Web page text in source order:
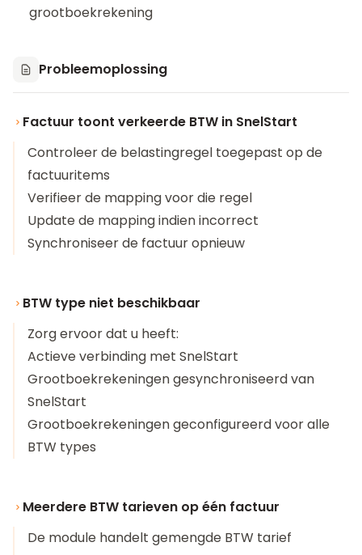
grootboekrekening
Probleemoplossing
Factuur toont verkeerde BTW in SnelStart
Controleer de belastingregel toegepast op de
factuuritems
Verifieer de mapping voor die regel
Update de mapping indien incorrect
Synchroniseer de factuur opnieuw
BTW type niet beschikbaar
Zorg ervoor dat u heeft:
Actieve verbinding met SnelStart
Grootboekrekeningen gesynchroniseerd van
SnelStart
Grootboekrekeningen geconfigureerd voor alle
BTW types
Meerdere BTW tarieven op één factuur
De module handelt gemengde BTW tarief